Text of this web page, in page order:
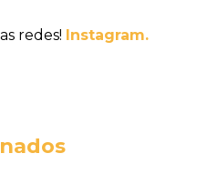
redes! Instagram.